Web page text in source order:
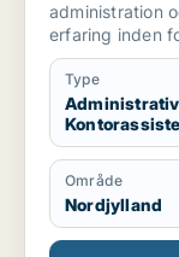
administration
erfaring inden
arbejdet med
Jeg trives
processer og
og
jeg kan bruge
koordinering,
Type
Område
Nordjylland